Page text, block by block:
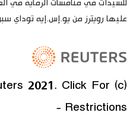
للسيدات في منافسات الرماية في
عليها رويترز من يو.إس.إيه توداي
2021. Click For
Restrictions -